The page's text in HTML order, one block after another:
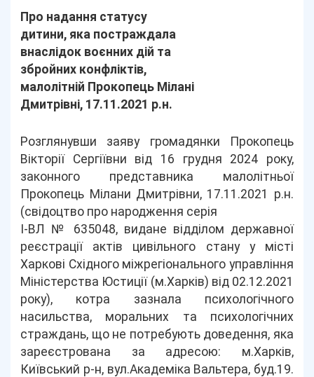
Про надання статусу
дитини, яка постраждала
внаслідок воєнних дій та
збройних конфліктів,
малолітній Прокопець Мілані
Дмитрівні, 17.11.2021 р.н.
Розглянувши заяву громадянки Прокопець
Вікторії Сергіївни від 16 грудня 2024 року,
законного представника малолітньої
Прокопець Мілани Дмитрівни, 17.11.2021 р.н.
(свідоцтво про народження серія
І-ВЛ № 635048, видане відділом державної
реєстрації актів цивільного стану у місті
Харкові Східного міжрегіонального управління
Міністерства Юстиції (м.Харків) від 02.12.2021
року), котра зазнала психологічного
насильства, моральних та психологічних
страждань, що не потребують доведення, яка
зареєстрована за адресою: м.Харків,
Київський р-н, вул.Академіка Вальтера, буд.19.